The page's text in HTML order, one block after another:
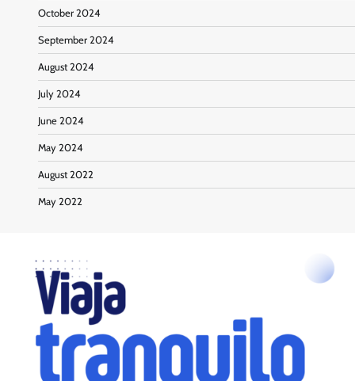
October 2024
September 2024
August 2024
July 2024
June 2024
May 2024
August 2022
May 2022